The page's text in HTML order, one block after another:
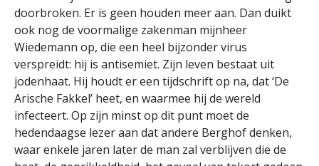
doorbroken. Er is geen houden meer aan. Dan duikt
ook nog de voormalige zakenman mijnheer
Wiedemann op, die een heel bijzonder virus
verspreidt: hij is antisemiet. Zijn leven bestaat uit
jodenhaat. Hij houdt er een tijdschrift op na, dat ‘De
Arische Fakkel’ heet, en waarmee hij de wereld
infecteert. Op zijn minst op dit punt moet de
hedendaagse lezer aan dat andere Berghof denken,
waar enkele jaren later de man zal verblijven die de